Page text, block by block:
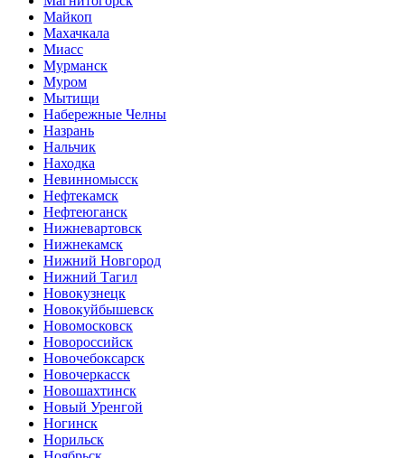
Майкоп
Махачкала
Миасс
Мурманск
Муром
Мытищи
Набережные Челны
Назрань
Нальчик
Находка
Невинномысск
Нефтекамск
Нефтеюганск
Нижневартовск
Нижнекамск
Нижний Новгород
Нижний Тагил
Новокузнецк
Новокуйбышевск
Новомосковск
Новороссийск
Новочебоксарск
Новочеркасск
Новошахтинск
Новый Уренгой
Ногинск
Норильск